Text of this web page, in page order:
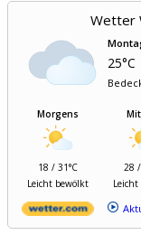
Wetter
25°C
Morgens
18 / 31°C
Leicht bewölkt
28